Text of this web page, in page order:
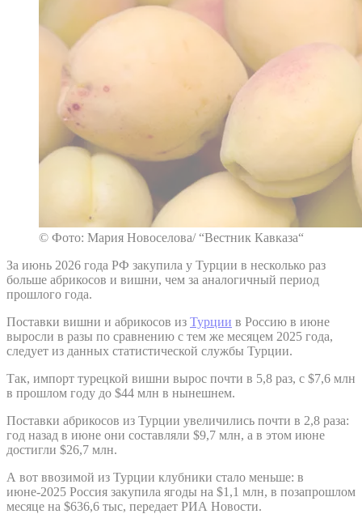
© Фото: Мария Новоселова/ “Вестник Кавказа“
За июнь 2026 года РФ закупила у Турции в несколько раз
больше абрикосов и вишни, чем за аналогичный период
прошлого года.
Поставки вишни и абрикосов из Турции в Россию в июне
выросли в разы по сравнению с тем же месяцем 2025 года,
следует из данных статистической службы Турции.
Так, импорт турецкой вишни вырос почти в 5,8 раз, с $7,6 млн
в прошлом году до $44 млн в нынешнем.
Поставки абрикосов из Турции увеличились почти в 2,8 раза:
год назад в июне они составляли $9,7 млн, а в этом июне
достигли $26,7 млн.
А вот ввозимой из Турции клубники стало меньше: в
июне-2025 Россия закупила ягоды на $1,1 млн, в позапрошлом
месяце на $636,6 тыс, передает РИА Новости.